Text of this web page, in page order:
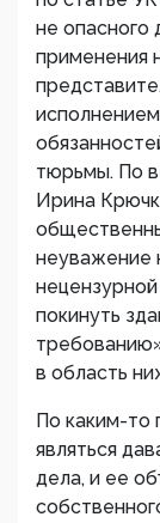
не опасного
применения
тюрьмы. По
Ирина
неуважение
покинуть
в область
По каким-то
являться
дела, и ее